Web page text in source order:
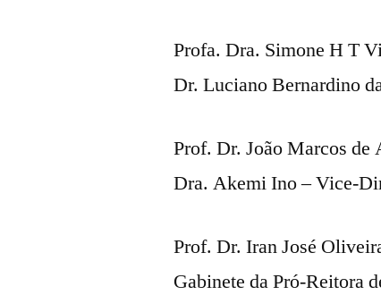
Profa. Dra. Simone H T
Dr. Luciano Bernardino
Prof. Dr. João Marcos
Dra. Akemi Ino – Vice-
Prof. Dr. Iran José
Gabinete da Pró-Reitora